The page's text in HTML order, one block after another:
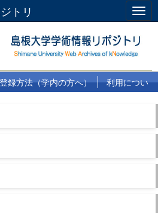
トリ
録方法（学内の方へ）
利用につい